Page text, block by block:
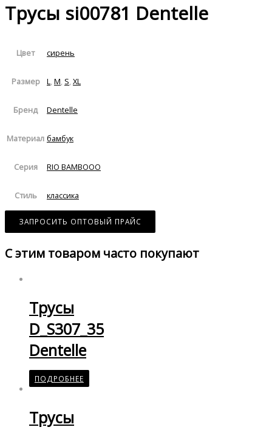
Трусы si00781 Dentelle
Цвет сирень
Размер L,M, S,XL
Бренд Dentelle
Материал бамбук
Серия RIO BAMBOOO
Стиль классика
ЗАПРОСИТЬ ОПТОВЫЙ ПРАЙС
С этим товаром часто покупают
Трусы
D_S307_35
Dentelle
ПОДРОБНЕЕ
Трусы